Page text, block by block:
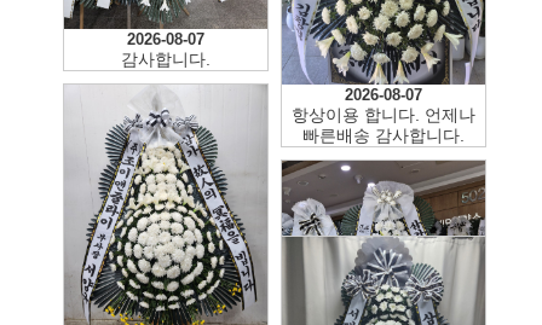
2026-08-07
감사합니다.
2026-08-07
맞춤시간 배송 감사합니다
2026-08-07
항상이용 합니다. 언제나
빠른배송 감사합니다.